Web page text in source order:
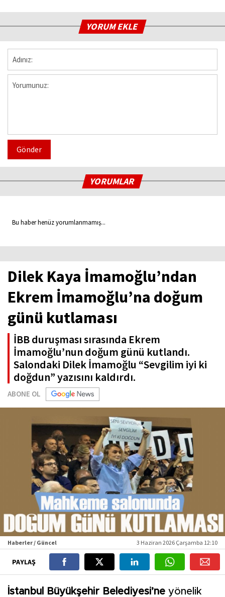
YORUM EKLE
Gönder
YORUMLAR
Bu haber henüz yorumlanmamış...
Dilek Kaya İmamoğlu’ndan
Ekrem İmamoğlu’na doğum
günü kutlaması
İBB duruşması sırasında Ekrem
İmamoğlu’nun doğum günü kutlandı.
Salondaki Dilek İmamoğlu “Sevgilim iyi ki
doğdun” yazısını kaldırdı.
ABONE OL
Haberler / Güncel 3 Haziran 2026 Çarşamba 12:10
PAYLAŞ
İstanbul Büyükşehir Belediyesi’ne yönelik